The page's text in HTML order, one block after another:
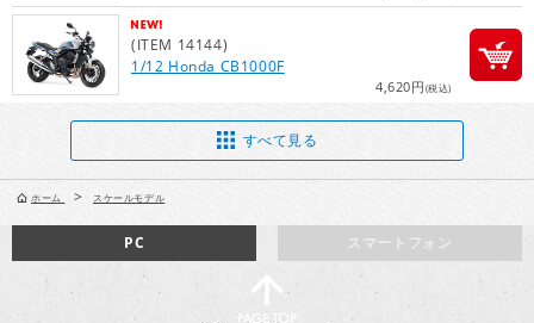
(ITEM 14144)
1/12 Honda CB1000F
4,620円(税込)
すべて見る
ホーム > スケールモデル
スマートフォン
PC